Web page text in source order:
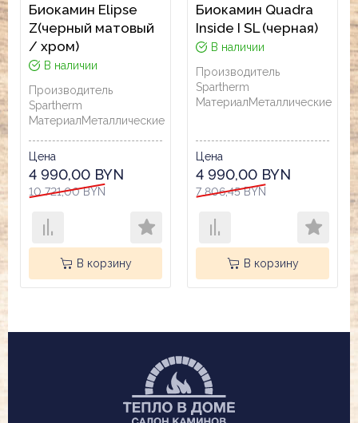
Биокамин Elipse
Z(черный матовый
/ хром)
В наличии
Производитель
Spartherm
МатериалМеталлические
Цена
4 990,00 BYN
10 721,00 BYN
В корзину
Биокамин Quadra
Inside I SL (черная)
В наличии
Производитель
Spartherm
МатериалМеталлические
Цена
4 990,00 BYN
7 806,45 BYN
В корзину